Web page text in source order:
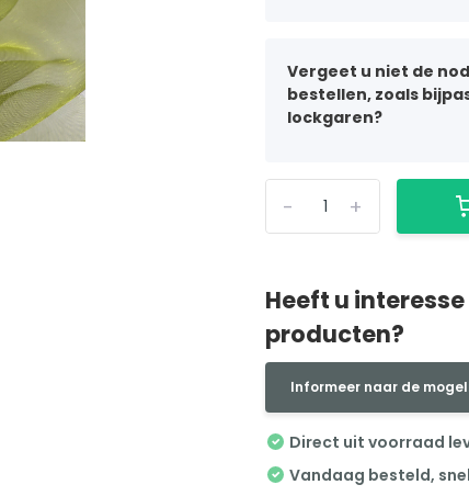
Vergeet u niet de
bestellen, zoals
lockgaren?
+
-
Heeft u
producten?
Informeer naar de
Direct uit voorraad
Vandaag besteld,